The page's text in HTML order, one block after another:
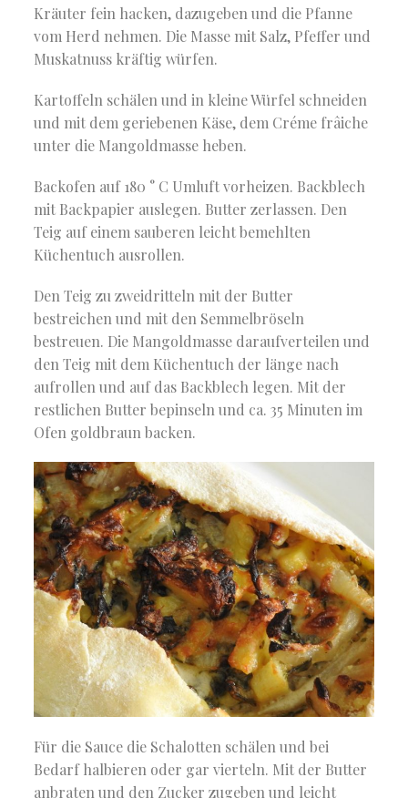
Kräuter fein hacken, dazugeben und die Pfanne
vom Herd nehmen. Die Masse mit Salz, Pfeffer und
Muskatnuss kräftig würfen.
Kartoffeln schälen und in kleine Würfel schneiden
und mit dem geriebenen Käse, dem Créme frâiche
unter die Mangoldmasse heben.
Backofen auf 180 ° C Umluft vorheizen. Backblech
mit Backpapier auslegen. Butter zerlassen. Den
Teig auf einem sauberen leicht bemehlten
Küchentuch ausrollen.
Den Teig zu zweidritteln mit der Butter
bestreichen und mit den Semmelbröseln
bestreuen. Die Mangoldmasse daraufverteilen und
den Teig mit dem Küchentuch der länge nach
aufrollen und auf das Backblech legen. Mit der
restlichen Butter bepinseln und ca. 35 Minuten im
Ofen goldbraun backen.
Für die Sauce die Schalotten schälen und bei
Bedarf halbieren oder gar vierteln. Mit der Butter
anbraten und den Zucker zugeben und leicht